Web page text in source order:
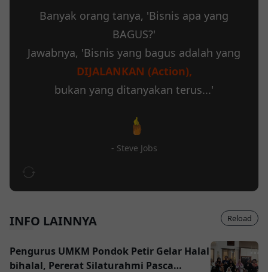
Banyak orang tanya, 'Bisnis apa yang
BAGUS?'
Jawabnya, 'Bisnis yang bagus adalah yang
DIJALANKAN (Action),
bukan yang ditanyakan terus...'
- Steve Jobs
INFO LAINNYA
Pengurus UMKM Pondok Petir Gelar Halal
bihalal, Pererat Silaturahmi Pasca
Reload